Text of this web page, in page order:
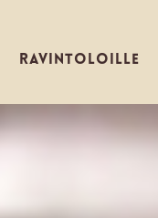
RAVINTOLOILLE